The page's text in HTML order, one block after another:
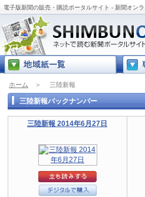
電子版新聞の販売・購読ポータルサイト - 新聞オン
ホーム ＞ 三陸新報
三陸新報バックナンバー
三陸新報 2014年6月27日